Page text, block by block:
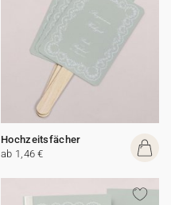
Hochzeitsfächer
ab 1,46 €